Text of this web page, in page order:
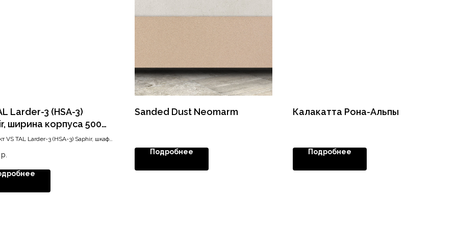
Larder-3 (HSA-3)
ширина корпуса 500
1200-1450, хром
VS TAL Larder-3 (HSA-3) Saphir, шкаф
р.
Sanded Dust Neomarm
Подробнее
Калакатта Рона-Альпы
Подробнее